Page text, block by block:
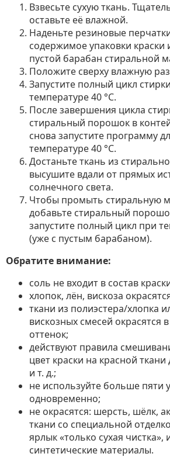
Взвесьте сухую ткань.
оставьте её влажной.
Наденьте резиновые
содержимое упаковки краски
пустой барабан стиральной
Положите сверху влажную
Запустите полный цикл
температуре 40 °C.
После завершения цикла
стиральный порошок в
снова запустите программу
температуре 40 °C.
Достаньте ткань из
высушите вдали от прямых
солнечного света.
Чтобы промыть стиральную
добавьте стиральный
запустите полный цикл при
(уже с пустым барабаном).
Обратите внимание:
соль не входит в состав
хлопок, лён, вискоза
ткани из полиэстера/хлопка
вискозных смесей окрасятся
оттенок;
действуют правила
цвет краски на красной
и т. д.;
не используйте больше пяти
одновременно;
не окрасятся: шерсть, шёлк,
ткани со специальной
ярлык «только сухая чистка»,
синтетические материалы.